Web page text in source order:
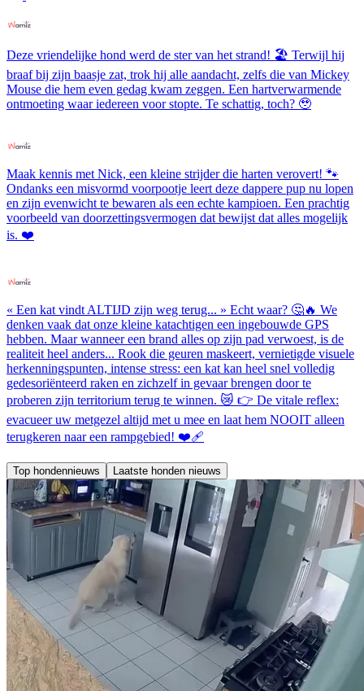
Deze vriendelijke hond werd de ster van het strand! 🏖️ Terwijl hij
braaf bij zijn baasje zat, trok hij alle aandacht, zelfs die van Mickey
Mouse die hem even gedag kwam zeggen. Een hartverwarmende
ontmoeting waar iedereen voor stopte. Te schattig, toch? 🥹
Maak kennis met Nick, een kleine strijder die harten verovert! 🐾
Ondanks een misvormd voorpootje leert deze dappere pup nu lopen
en zijn evenwicht te bewaren als een echte kampioen. Een prachtig
voorbeeld van doorzettingsvermogen dat bewijst dat alles mogelijk
is. ❤️
« Een kat vindt ALTIJD zijn weg terug... » Echt waar? 🤔🔥 We
denken vaak dat onze kleine katachtigen een ingebouwde GPS
hebben. Maar wanneer een brand alles op zijn pad verwoest, is de
realiteit heel anders... Rook die geuren maskeert, vernietigde visuele
herkenningspunten, intense stress: een kat kan heel snel volledig
gedesoriënteerd raken en zichzelf in gevaar brengen door te
proberen zijn territorium terug te winnen. 😿 👉 De vitale reflex:
evacueer uw metgezel altijd met u mee en laat hem NOOIT alleen
terugkeren naar een rampgebied! ❤️‍🩹
Top hondennieuws Laatste honden nieuws